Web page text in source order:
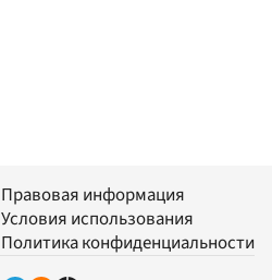
Правовая информация
Условия использования
Политика конфиденциальности